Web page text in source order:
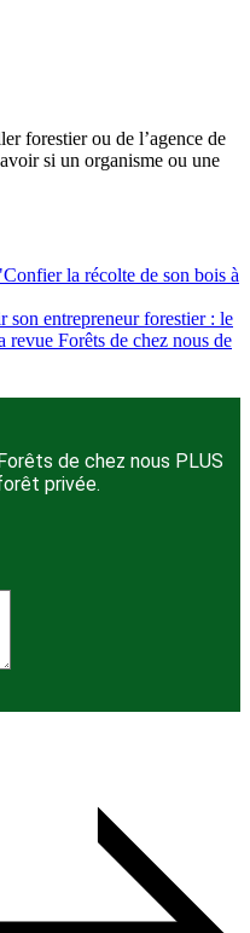
forestier ou de l’agence de
si un organisme ou une
la récolte de son bois à
entrepreneur forestier : le
revue Forêts de chez nous de
de chez nous PLUS
privée.